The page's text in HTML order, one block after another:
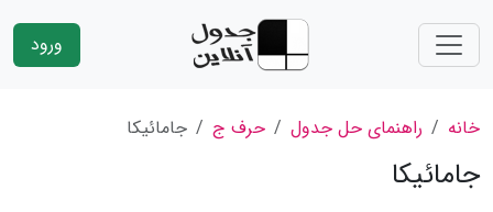
ورود
خانه راهنمای حل جدول حرف ج جامائیکا
جامائیکا